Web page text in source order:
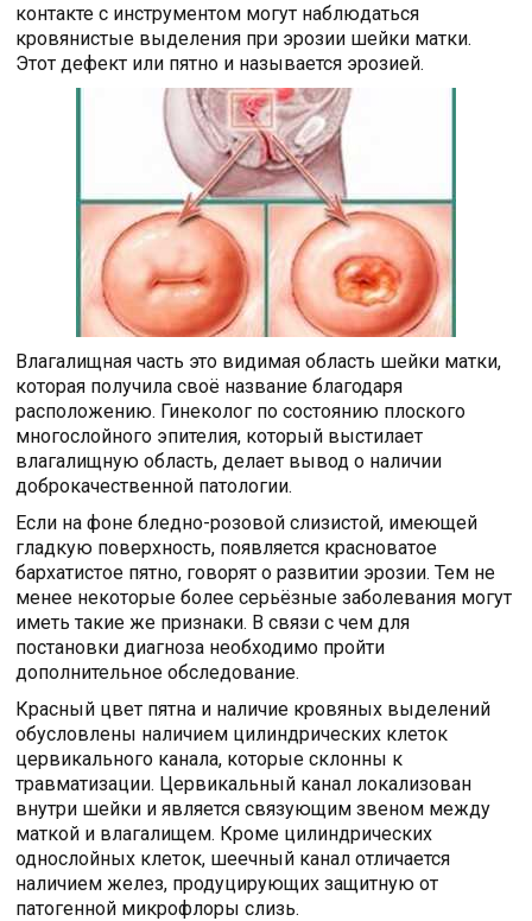
контакте с инструментом могут наблюдаться
кровянистые выделения при эрозии шейки матки.
Этот дефект или пятно и называется эрозией.
Влагалищная часть это видимая область шейки матки,
которая получила своё название благодаря
расположению. Гинеколог по состоянию плоского
многослойного эпителия, который выстилает
влагалищную область, делает вывод о наличии
доброкачественной патологии.
Если на фоне бледно-розовой слизистой, имеющей
гладкую поверхность, появляется красноватое
бархатистое пятно, говорят о развитии эрозии. Тем не
менее некоторые более серьёзные заболевания могут
иметь такие же признаки. В связи с чем для
постановки диагноза необходимо пройти
дополнительное обследование.
Красный цвет пятна и наличие кровяных выделений
обусловлены наличием цилиндрических клеток
цервикального канала, которые склонны к
травматизации. Цервикальный канал локализован
внутри шейки и является связующим звеном между
маткой и влагалищем. Кроме цилиндрических
однослойных клеток, шеечный канал отличается
наличием желез, продуцирующих защитную от
патогенной микрофлоры слизь.